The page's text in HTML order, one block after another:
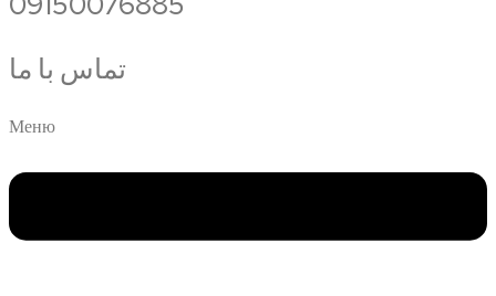
تماس با ما
Меню